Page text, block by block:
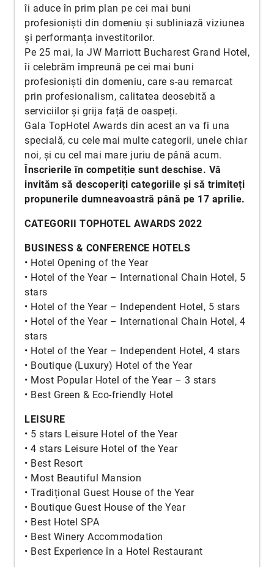
îi aduce în prim plan pe cei mai buni
profesioniști din domeniu și subliniază viziunea
și performanța investitorilor.
Pe 25 mai, la JW Marriott Bucharest Grand Hotel,
îi celebrăm împreună pe cei mai buni
profesioniști din domeniu, care s-au remarcat
prin profesionalism, calitatea deosebită a
serviciilor și grija față de oaspeți.
Gala TopHotel Awards din acest an va fi una
specială, cu cele mai multe categorii, unele chiar
noi, și cu cel mai mare juriu de până acum.
Înscrierile în competiție sunt deschise. Vă
invităm să descoperiți categoriile și să trimiteți
propunerile dumneavoastră până pe 17 aprilie.
CATEGORII TOPHOTEL AWARDS 2022
BUSINESS & CONFERENCE HOTELS
• Hotel Opening of the Year
• Hotel of the Year – International Chain Hotel, 5
stars
• Hotel of the Year – Independent Hotel, 5 stars
• Hotel of the Year – International Chain Hotel, 4
stars
• Hotel of the Year – Independent Hotel, 4 stars
• Boutique (Luxury) Hotel of the Year
• Most Popular Hotel of the Year – 3 stars
• Best Green & Eco-friendly Hotel
LEISURE
• 5 stars Leisure Hotel of the Year
• 4 stars Leisure Hotel of the Year
• Best Resort
• Most Beautiful Mansion
• Tradițional Guest House of the Year
• Boutique Guest House of the Year
• Best Hotel SPA
• Best Winery Accommodation
• Best Experience în a Hotel Restaurant